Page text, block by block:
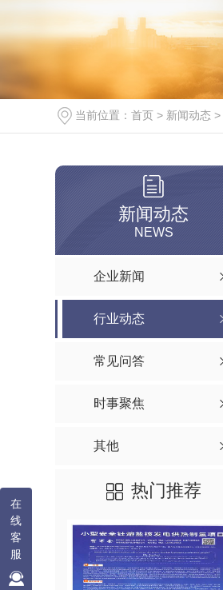
当前位置： 首页 > 新闻动态 >
新闻动态
NEWS
企业新闻
行业动态
常见问答
时事聚焦
其他
热门推荐
在
线
客
服